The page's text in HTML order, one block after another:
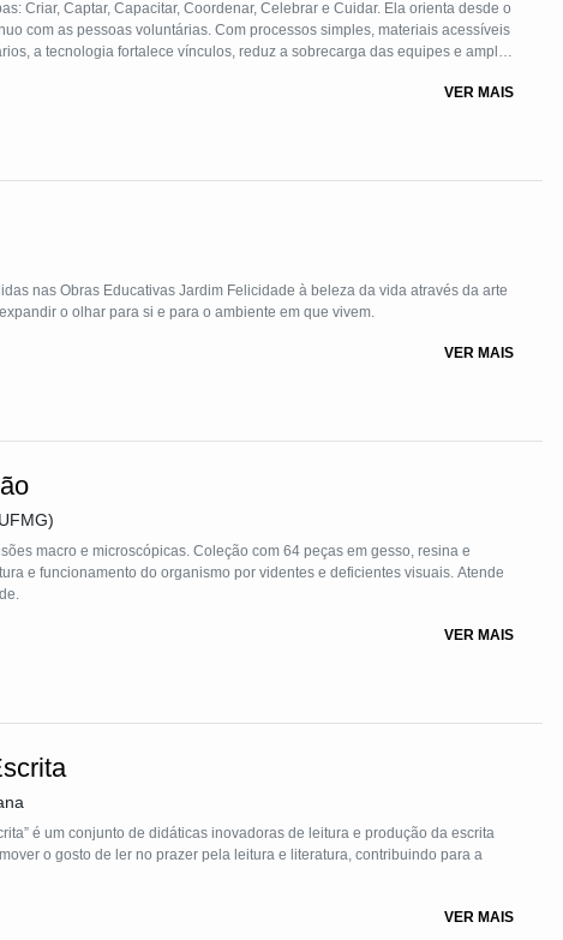
Criar, Captar, Capacitar, Coordenar, Celebrar e Cuidar. Ela orienta desde o
com as pessoas voluntárias. Com processos simples, materiais acessíveis
a tecnologia fortalece vínculos, reduz a sobrecarga das equipes e amplia
VER MAIS
nas Obras Educativas Jardim Felicidade à beleza da vida através da arte
o olhar para si e para o ambiente em que vivem.
VER MAIS
macro e microscópicas. Coleção com 64 peças em gesso, resina e
e funcionamento do organismo por videntes e deficientes visuais. Atende
VER MAIS
é um conjunto de didáticas inovadoras de leitura e produção da escrita
o gosto de ler no prazer pela leitura e literatura, contribuindo para a
VER MAIS